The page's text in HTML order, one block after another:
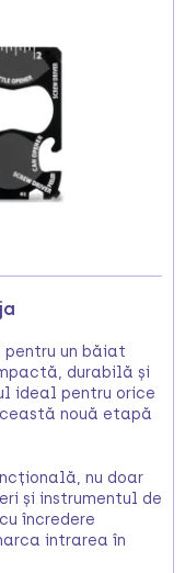
pentru un băiat
durabilă și
ideal pentru orice
nouă etapă
nu doar
și instrumentul de
încredere
intrarea în